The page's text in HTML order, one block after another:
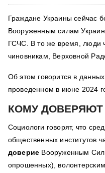
Граждане Украины сейчас
Вооруженным силам
ГСЧС. В то же время, люди
чиновникам, Верховной
Об этом говорится в
проведенном в июне 2024
КОМУ
Социологи говорят, что
общественных институтов
доверие Вооруженным
опрошенных),